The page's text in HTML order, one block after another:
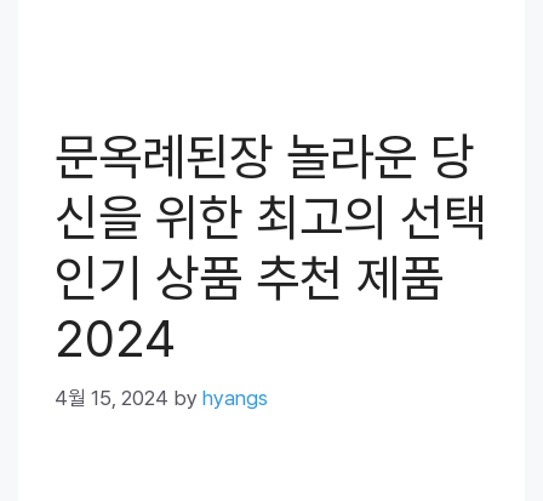
문옥례된장 놀라운 당
신을 위한 최고의 선택
인기 상품 추천 제품
2024
4월 15, 2024 by hyangs